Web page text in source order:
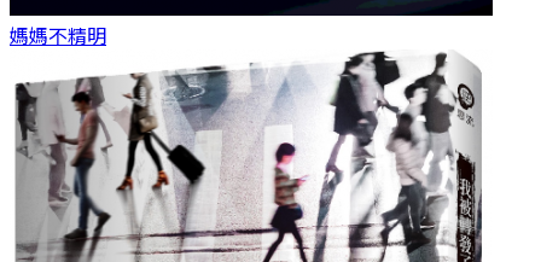
媽媽不精明